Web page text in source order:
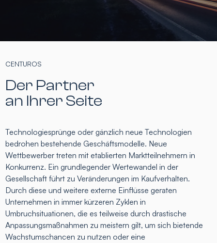
CENTUROS
Der Partner
an Ihrer Seite
Technologiesprünge oder gänzlich neue Technologien
bedrohen bestehende Geschäftsmodelle. Neue
Wettbewerber treten mit etablierten Marktteilnehmern in
Konkurrenz. Ein grundlegender Wertewandel in der
Gesellschaft führt zu Veränderungen im Kaufverhalten.
Durch diese und weitere externe Einflüsse geraten
Unternehmen in immer kürzeren Zyklen in
Umbruchsituationen, die es teilweise durch drastische
Anpassungsmaßnahmen zu meistern gilt, um sich bietende
Wachstumschancen zu nutzen oder eine